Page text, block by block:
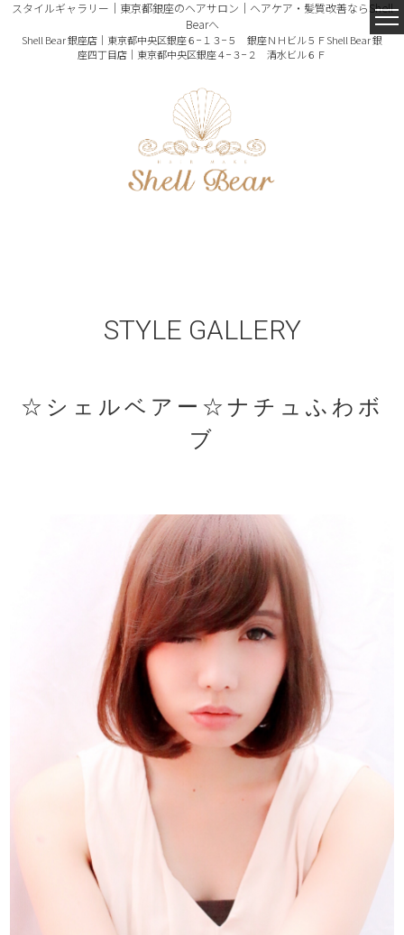
スタイルギャラリー｜東京都銀座のヘアサロン｜ヘアケア・髪質改善ならShell
Bearへ
Shell Bear 銀座店｜東京都中央区銀座６−１３−５ 銀座ＮＨビル５ＦShell Bear 銀
座四丁目店｜東京都中央区銀座４−３−２ 清水ビル６Ｆ
STYLE GALLERY
☆シェルベアー☆ナチュふわボ
ブ